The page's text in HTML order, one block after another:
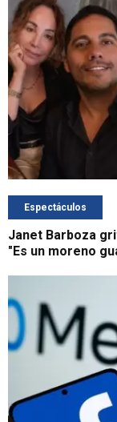
Espectáculos
Janet Barboza
"Es un moreno